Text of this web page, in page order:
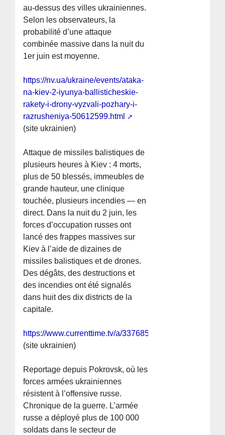
au-dessus des villes ukrainiennes.
Selon les observateurs, la
probabilité d’une attaque
combinée massive dans la nuit du
1er juin est moyenne.
https://nv.ua/ukraine/events/ataka-
na-kiev-2-iyunya-ballisticheskie-
rakety-i-drony-vyzvali-pozhary-i-
razrusheniya-50612599.html
(site ukrainien)
Attaque de missiles balistiques de
plusieurs heures à Kiev : 4 morts,
plus de 50 blessés, immeubles de
grande hauteur, une clinique
touchée, plusieurs incendies — en
direct. Dans la nuit du 2 juin, les
forces d’occupation russes ont
lancé des frappes massives sur
Kiev à l’aide de dizaines de
missiles balistiques et de drones.
Des dégâts, des destructions et
des incendies ont été signalés
dans huit des dix districts de la
capitale.
https://www.currenttime.tv/a/33768509.html
(site ukrainien)
Reportage depuis Pokrovsk, où les
forces armées ukrainiennes
résistent à l’offensive russe.
Chronique de la guerre. L’armée
russe a déployé plus de 100 000
soldats dans le secteur de